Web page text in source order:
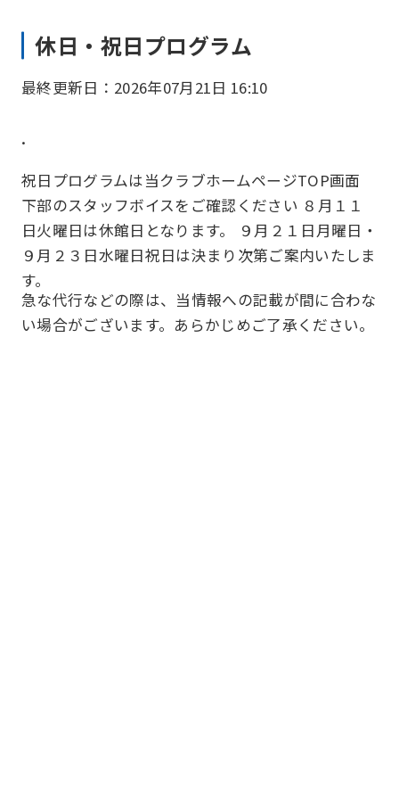
休日・祝日プログラム
最終更新日：2026年07月21日 16:10
.
祝日プログラムは当クラブホームページTOP画面
下部のスタッフボイスをご確認ください ８月１１
日火曜日は休館日となります。 ９月２１日月曜日・
９月２３日水曜日祝日は決まり次第ご案内いたしま
す。
急な代行などの際は、当情報への記載が間に合わな
い場合がございます。あらかじめご了承ください。